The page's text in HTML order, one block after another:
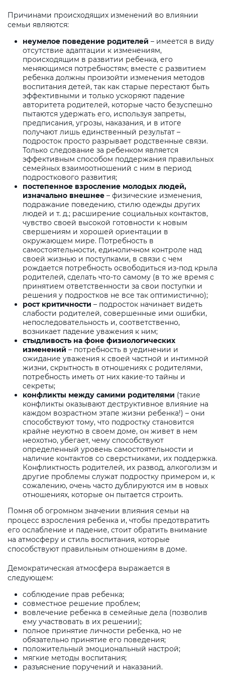
Причинами происходящих изменений во влиянии
семьи являются:
неумелое поведение родителей – имеется в виду
отсутствие адаптации к изменениям,
происходящим в развитии ребенка, его
меняющимся потребностям; вместе с развитием
ребенка должны произойти изменения методов
воспитания детей, так как старые перестают быть
эффективными и только ускоряют падение
авторитета родителей, которые часто безуспешно
пытаются удержать его, используя запреты,
предписания, угрозы, наказания, и в итоге
получают лишь единственный результат –
подросток просто разрывает родственные связи.
Только следование за ребенком является
эффективным способом поддержания правильных
семейных взаимоотношений с ним в период
подросткового развития;
постепенное взросление молодых людей,
изначально внешнее – физические изменения,
подражание поведению, стилю одежды других
людей и т. д.; расширение социальных контактов,
чувство своей высокой готовности к новым
свершениям и хорошей ориентации в
окружающем мире. Потребность в
самостоятельности, единоличном контроле над
своей жизнью и поступками, в связи с чем
рождается потребность освободиться из-под крыла
родителей, сделать что-то самому (в то же время с
принятием ответственности за свои поступки и
решения у подростков не все так оптимистично);
рост критичности – подросток начинает видеть
слабости родителей, совершенные ими ошибки,
непоследовательность и, соответственно,
возникает падение уважения к ним;
стыдливость на фоне физиологических
изменений – потребность в уединении и
ожидание уважения к своей частной и интимной
жизни, скрытность в отношениях с родителями,
потребность иметь от них какие-то тайны и
секреты;
конфликты между самими родителями (такие
конфликты оказывают деструктивное влияние на
каждом возрастном этапе жизни ребенка!) – они
способствуют тому, что подростку становится
крайне неуютно в своем доме, он живет в нем
неохотно, убегает, чему способствуют
определенный уровень самостоятельности и
наличие контактов со сверстниками, их поддержка.
Конфликтность родителей, их развод, алкоголизм и
другие проблемы служат подростку примером и, к
сожалению, очень часто дублируются им в новых
отношениях, которые он пытается строить.
Помня об огромном значении влияния семьи на
процесс взросления ребенка и, чтобы предотвратить
его ослабление и падение, стоит обратить внимание
на атмосферу и стиль воспитания, которые
способствуют правильным отношениям в доме.
Демократическая атмосфера выражается в
следующем:
соблюдение прав ребенка;
совместное решение проблем;
вовлечение ребенка в семейные дела (позволив
ему участвовать в их решении);
полное принятие личности ребенка, но не
обязательно принятие его поведения;
положительный эмоциональный настрой;
мягкие методы воспитания;
разъяснение поручений и наказаний.